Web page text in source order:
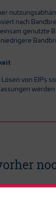
nach
genutzte
von EIPs
werden